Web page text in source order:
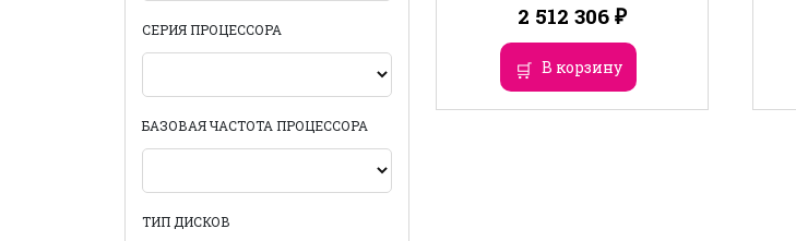
СЕРИЯ ПРОЦЕССОРА
БАЗОВАЯ ЧАСТОТА ПРОЦЕССОРА
ТИП ДИСКОВ
2 512 306₽
В корзину